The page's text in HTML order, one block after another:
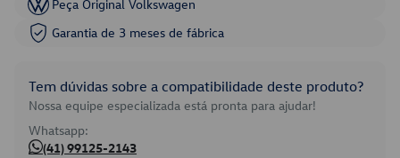
Peça Original Volkswagen
Garantia de 3 meses de fábrica
Tem dúvidas sobre a compatibilidade deste produto?
Nossa equipe especializada está pronta para ajudar!
Whatsapp:
(41) 99125-2143